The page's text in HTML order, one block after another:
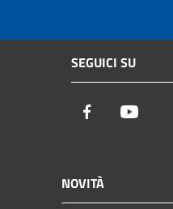
SEGUICI SU
Facebook
NOVITÀ